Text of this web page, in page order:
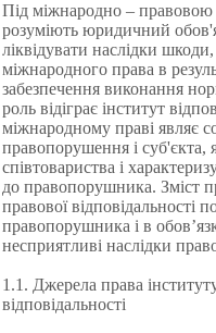
Під міжнародно – правовою
розуміють юридичний
ліквідувати наслідки
міжнародного права в
забезпечення виконання
роль відіграє інститут
міжнародному праві являє
правопорушення і суб'єкта,
співтовариства і
до правопорушника. Зміст
правової відповідальності
правопорушника і в
несприятливі наслідки
1.1. Джерела права
відповідальності